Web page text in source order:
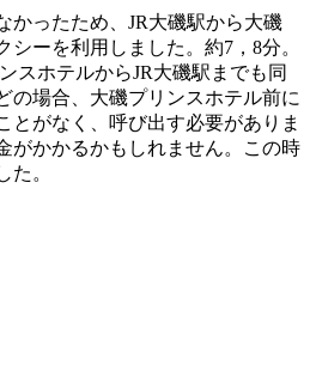
かったため、JR大磯駅から大磯
シーを利用しました。 約7，8分。
スホテルからJR大磯駅までも同
の場合、大磯プリンスホテル前に
とがなく、呼び出す必要がありま
がかかるかもしれません。この時
た。